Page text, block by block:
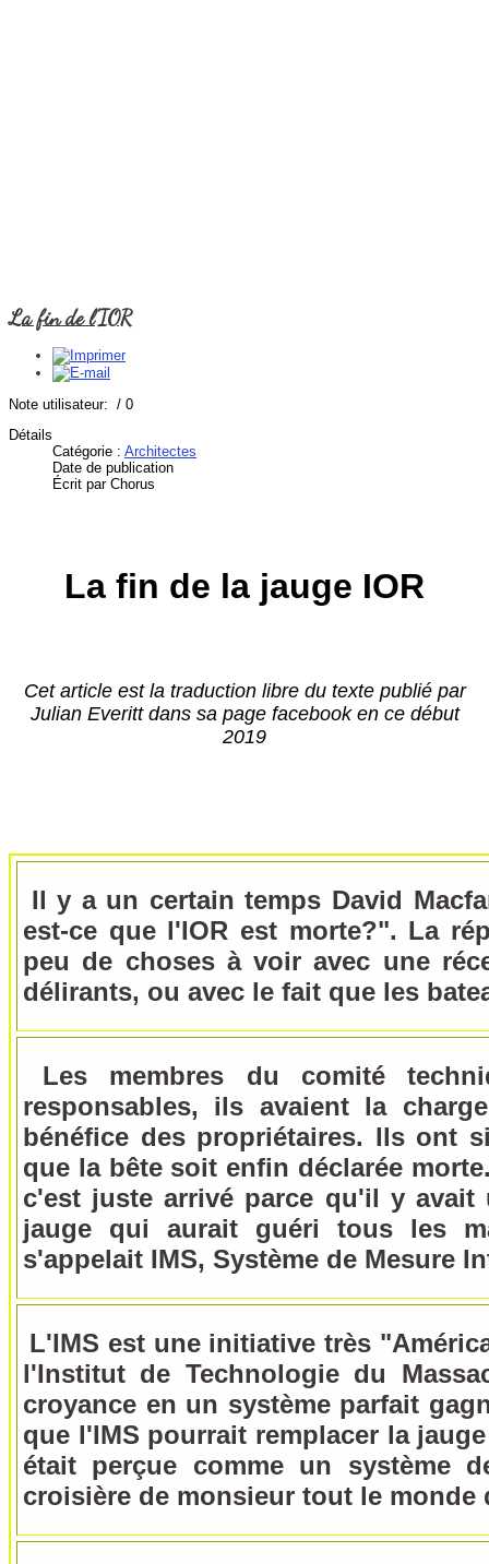
La fin de l'IOR
Note utilisateur: / 0
Détails
Catégorie : Architectes
Date de publication
Écrit par Chorus
La fin de la jauge IOR
Cet article est la traduction libre du texte publié par
Julian Everitt dans sa page facebook en ce début
2019
Il y a un certain temps David
est-ce que l'IOR est morte?". La
peu de choses à voir avec une
délirants, ou avec le fait que les
Les membres du comité
responsables, ils avaient la
bénéfice des propriétaires. Ils ont
que la bête soit enfin déclarée
c'est juste arrivé parce qu'il y
jauge qui aurait guéri tous les
s'appelait IMS, Système de Mesure
L'IMS est une initiative très
l'Institut de Technologie du
croyance en un système parfait
que l'IMS pourrait remplacer la
était perçue comme un système
croisière de monsieur tout le monde